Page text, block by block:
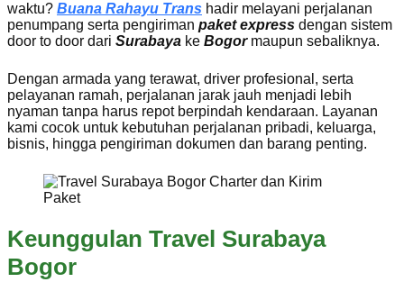
waktu? Buana Rahayu Trans hadir melayani perjalanan
penumpang serta pengiriman paket express dengan sistem
door to door dari Surabaya ke Bogormaupun sebaliknya.
Dengan armada yang terawat, driver profesional, serta
pelayanan ramah, perjalanan jarak jauh menjadi lebih
nyaman tanpa harus repot berpindah kendaraan. Layanan
kami cocok untuk kebutuhan perjalanan pribadi, keluarga,
bisnis, hingga pengiriman dokumen dan barang penting.
Keunggulan Travel Surabaya
Bogor